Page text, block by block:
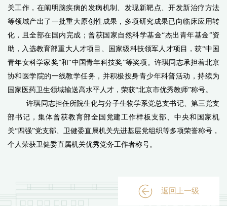
关工作，在阐明脑疾病的发病机制、发现新靶点、开发新治疗方法
等领域产出了一批重大原创性成果，多项研究成果已向临床应用转
化，且全部在国内完成；曾获国家自然科学基金“杰出青年基金”资
助，入选教育部重大人才项目 国家级科技领军人才项目，获“中国
青年女科学家奖”和“中国青年科技奖”等奖项。许琪同志承担着北京
协和医学院的一线教学任务，并积极投身青少年科普活动，持续为
国家医药卫生领域输送高水平人才，荣获“北京市优秀教师”称号。
许琪 同志担任所院生化与分子生物学系党总支书记、第三党支
部书记 ， 集体曾获教育部全国党建工作样板支部、中央和国家机
关“四强”党支部、卫健委直属机关先进基层党组织等多项荣誉称号，
个人荣获卫健委直属机关优秀党务工作者称号。
返回上一级